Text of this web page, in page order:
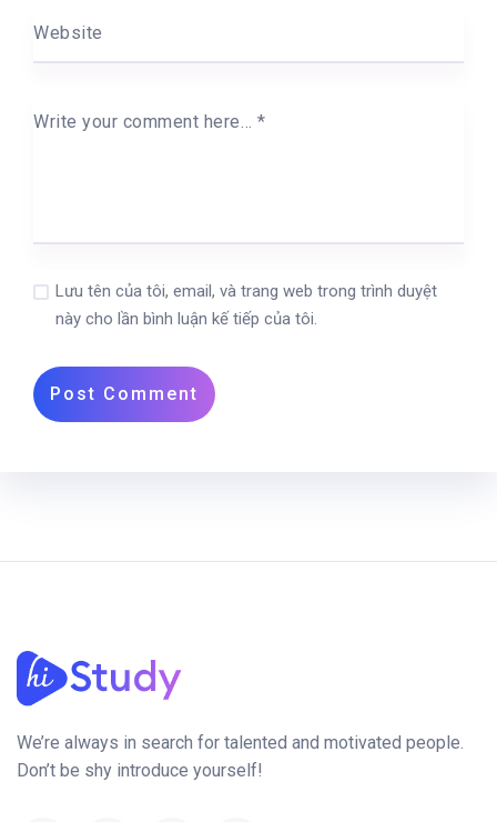
Website
Write your comment here… *
Lưu tên của tôi, email, và trang web trong trình duyệt
này cho lần bình luận kế tiếp của tôi.
We’re always in search for talented and motivated people.
Don’t be shy introduce yourself!